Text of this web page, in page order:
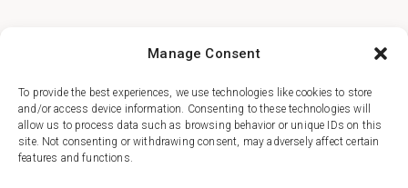
Manage Consent
To provide the best experiences, we use technologies like cookies to store
and/or access device information. Consenting to these technologies will
allow us to process data such as browsing behavior or unique IDs on this
site. Not consenting or withdrawing consent, may adversely affect certain
features and functions.
PERSONVERNSERKLÆRING